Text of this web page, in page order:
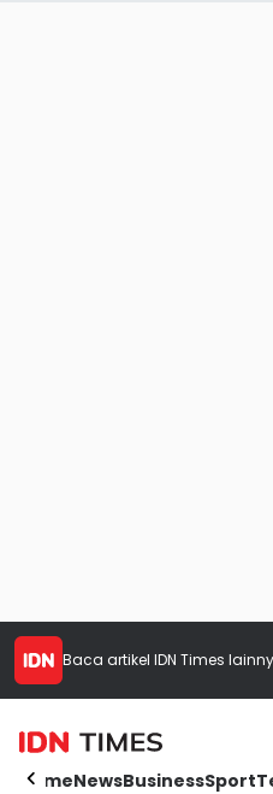
Baca artikel IDN Times
HomeNewsBusinessSport